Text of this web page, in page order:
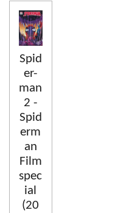
Spid
er-
man
2 -
Spid
erm
an
Film
spec
ial
(20